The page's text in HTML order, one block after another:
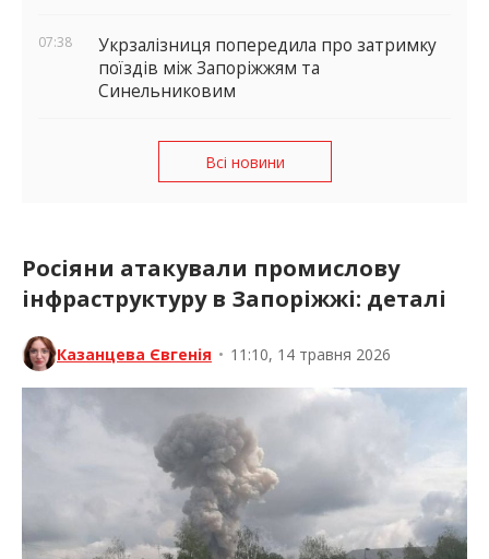
07:38
Укрзалізниця попередила про затримку
поїздів між Запоріжжям та
Синельниковим
Всі новини
Росіяни атакували промислову
інфраструктуру в Запоріжжі: деталі
Казанцева Євгенія • 11:10, 14 травня 2026